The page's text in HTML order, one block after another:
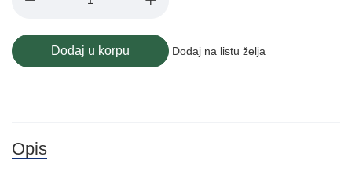
Dodaj u korpu Dodaj na listu želja
Opis